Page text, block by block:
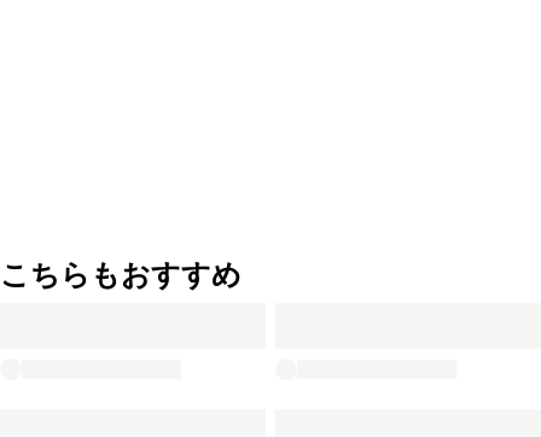
こちらもおすすめ